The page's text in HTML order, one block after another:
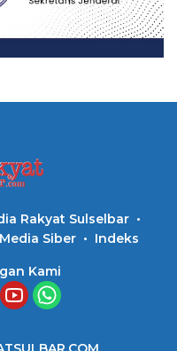
Rakyat Sulselbar
Siber Indeks
Kami